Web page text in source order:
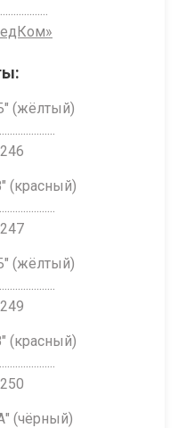
(жёлтый)
(красный)
(жёлтый)
(красный)
(чёрный)